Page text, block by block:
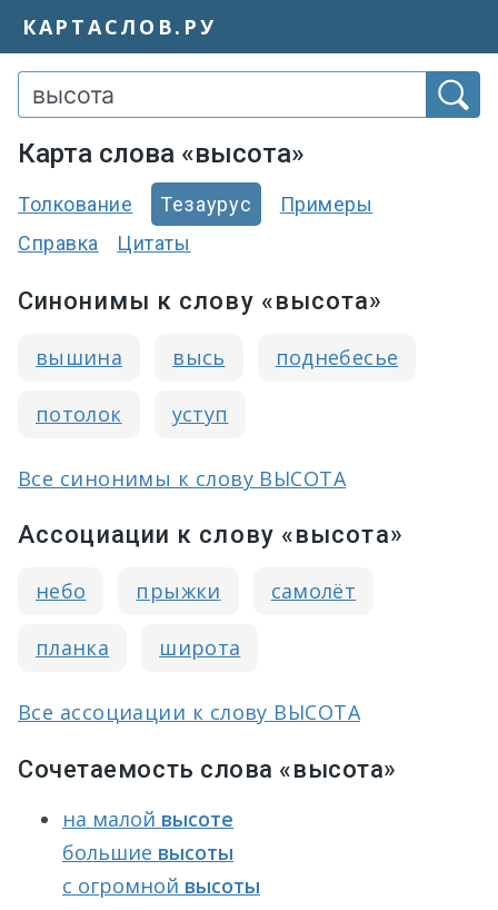
КАРТАСЛОВ.РУ
Карта слова «высота»
Толкование Тезаурус
Примеры
Справка
Цитаты
Синонимы к слову «высота»
вышина высь поднебесье
потолок уступ
Все синонимы к слову ВЫСОТА
Ассоциации к слову «высота»
небо прыжки самолёт
планка широта
Все ассоциации к слову ВЫСОТА
Сочетаемость слова «высота»
на малой высоте
большие высоты
с огромной высоты